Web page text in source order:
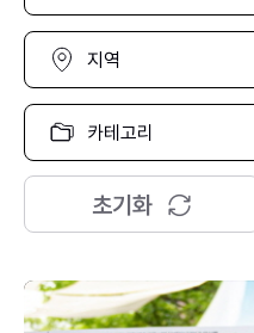
선
택
지
선
택
카
고
리
택
초기화